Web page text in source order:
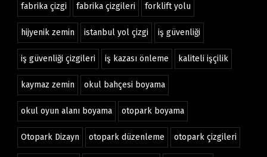
fabrika çizgi fabrika çizgileri forklift yolu
hijyenik zemin istanbul yol çizgi iş güvenliği
iş güvenliği çizgileri iş kazası önleme kaliteli işçilik
kaymaz zemin okul bahçesi boyama
okul oyun alanı boyama otopark boyama
Otopark Dizayn otopark düzenleme otopark çizgileri